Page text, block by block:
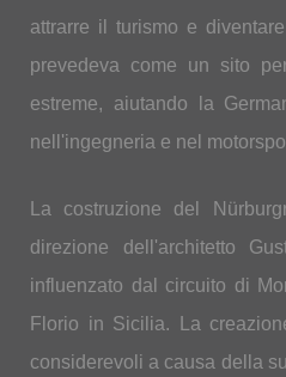
attrarre il turismo e
prevedeva come un sito
estreme, aiutando la
nell'ingegneria e nel
La costruzione del
direzione dell'architetto
influenzato dal circuito di
Florio in Sicilia. La
considerevoli a causa della